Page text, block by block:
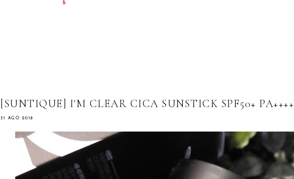
[SUNTIQUE] I'M CLEAR CICA SUNSTICK SPF50+ PA++++
31 AGO 2018